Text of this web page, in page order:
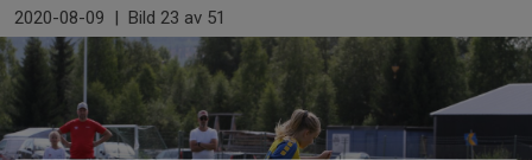
2020-08-09 | Bild 23 av 51